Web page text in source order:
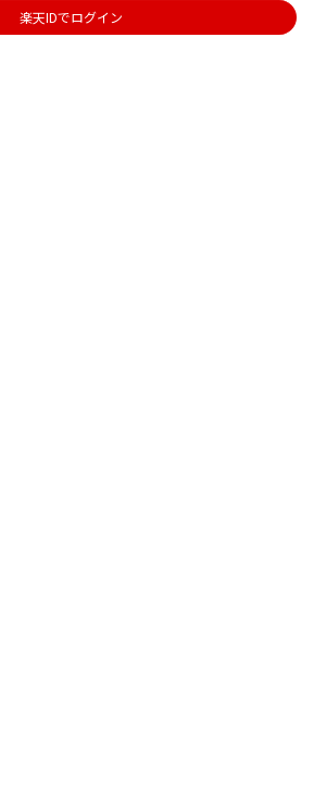
楽天IDでログイン